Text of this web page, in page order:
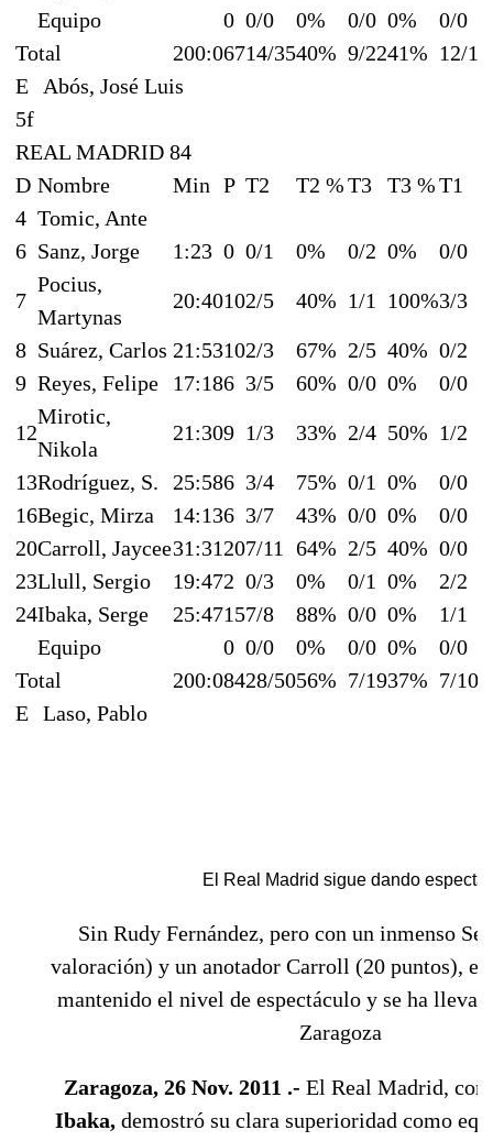
Equipo
0 0/0 0% 0/0 0% 0/0
Total
200:06714/3540% 9/2241% 12/14
E
Abós, José Luis
5f
REAL MADRID 84
D Nombre Min P T2 T2 %T3 T3 %T1
4 Tomic, Ante
6 Sanz, Jorge 1:23 0 0/1 0% 0/2 0% 0/0
7
Pocius,
Martynas
20:40102/5 40% 1/1 100%3/3
8 Suárez, Carlos 21:53102/3 67% 2/5 40% 0/2
9 Reyes, Felipe 17:186 3/5 60% 0/0 0% 0/0
12
Mirotic,
Nikola
21:309 1/3 33% 2/4 50% 1/2
13Rodríguez, S. 25:586 3/4 75% 0/1 0% 0/0
16Begic, Mirza 14:136 3/7 43% 0/0 0% 0/0
20Carroll, Jaycee31:31207/11 64% 2/5 40% 0/0
23Llull, Sergio 19:472 0/3 0% 0/1 0% 2/2
24Ibaka, Serge 25:47157/8 88% 0/0 0% 1/1
Equipo
0 0/0 0% 0/0 0% 0/0
Total
200:08428/5056% 7/1937% 7/10
E Laso, Pablo
El Real Madrid sigue dando
Sin Rudy Fernández, pero con un inmenso
valoración) y un anotador Carroll (20 puntos), el
mantenido el nivel de espectáculo y se ha
Zaragoza
Zaragoza, 26 Nov. 2011 .- El Real Madrid,
Ibaka,demostró su clara superioridad como